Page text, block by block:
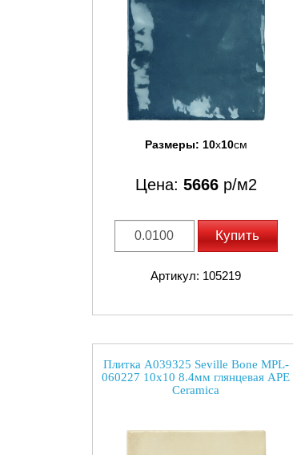
Размеры: 10x10см
Цена: 5666р/м2
Купить
Артикул: 105219
Плитка A039325 Seville Bone MPL-
060227 10x10 8.4мм глянцевая APE
Ceramica